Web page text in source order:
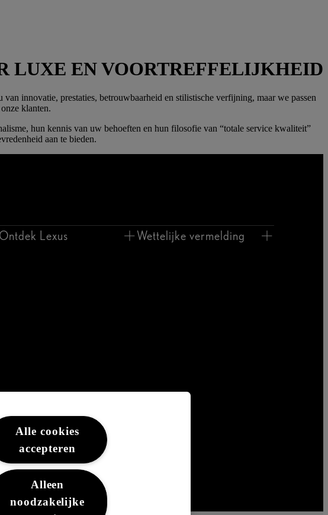
LUXE EN VOORTREFFELIJKHEID
innovatie, prestaties, betrouwbaarheid en stilistische verfijning, maar we passen
klanten.
hun kennis van uw behoeften en hun filosofie van “totale service kwaliteit”
aan te bieden.
Ontdek Lexus Wettelijke vermelding
Alle cookies
accepteren
Alleen
noodzakelijke